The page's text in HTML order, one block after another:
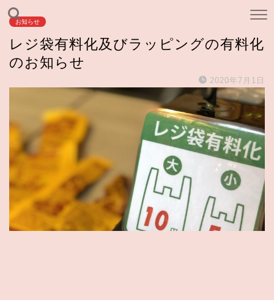
お知らせ
レジ袋有料化及びラッピングの有料化
のお知らせ
2020年7月1日